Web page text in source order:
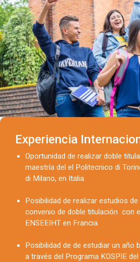
Experiencia
Oportunidad de realizar doble
maestría del el Politecnico di
di Milano, en Italia.
Posibilidad de realizar estudios
convenio de doble titulación con
ENSEEIHT en Francia.
Posibilidad de de estudiar un año
a través del Programa KOSPIE